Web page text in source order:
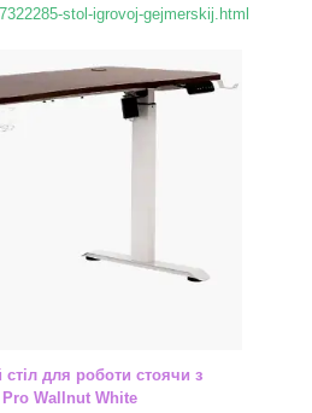
stol-igrovoj-gejmerskij.html
для роботи стоячи з
Wallnut White